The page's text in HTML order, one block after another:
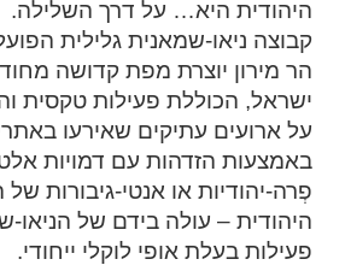
היהודית היא… על דרך השלילה.
קבוצה ניאו-שמאנית גלילית
הר מירון יוצרת מפת קדושה
ישראל, הכוללת פעילות טקסית
על ארועים עתיקים שאירעו
באמצעות הזדהות עם דמויות
פְרה-יהודיות או אנטי-גיבורות
היהודית – עולה בידם של
פעילות בעלת אופי לוקלי ייחודי.